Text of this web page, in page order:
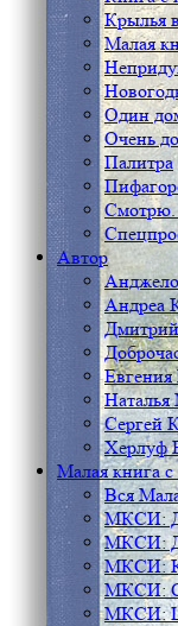
Крылья
Малая
Один
Очень
Палитра
Автор
Андреа
Наталья
Сергей
Херлуф
Малая книга с
Вся
МКСИ:
МКСИ:
МКСИ:
МКСИ:
МКСИ: